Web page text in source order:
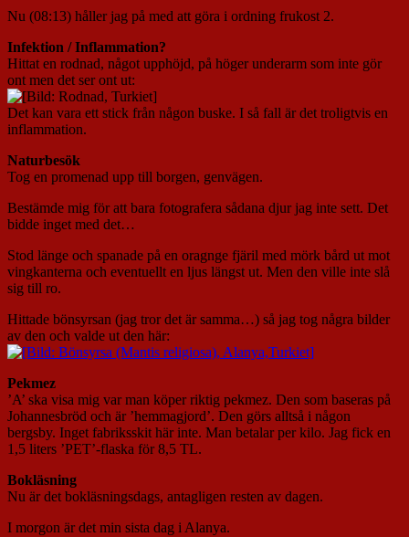
Nu (08:13) håller jag på med att göra i ordning frukost 2.
Infektion / Inflammation?
Hittat en rodnad, något upphöjd, på höger underarm som inte gör
ont men det ser ont ut:
Det kan vara ett stick från någon buske. I så fall är det troligtvis en
inflammation.
Naturbesök
Tog en promenad upp till borgen, genvägen.
Bestämde mig för att bara fotografera sådana djur jag inte sett. Det
bidde inget med det…
Stod länge och spanade på en oragnge fjäril med mörk bård ut mot
vingkanterna och eventuellt en ljus längst ut. Men den ville inte slå
sig till ro.
Hittade bönsyrsan (jag tror det är samma…) så jag tog några bilder
av den och valde ut den här:
Pekmez
’A’ ska visa mig var man köper riktig pekmez. Den som baseras på
Johannesbröd och är ’hemmagjord’. Den görs alltså i någon
bergsby. Inget fabriksskit här inte. Man betalar per kilo. Jag fick en
1,5 liters ’PET’-flaska för 8,5 TL.
Bokläsning
Nu är det bokläsningsdags, antagligen resten av dagen.
I morgon är det min sista dag i Alanya.